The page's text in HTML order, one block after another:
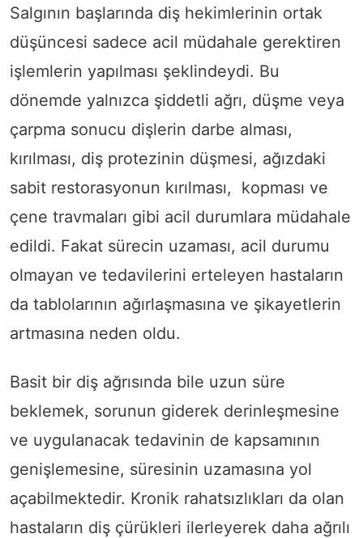
Salgının başlarında diş hekimlerinin ortak
düşüncesi sadece acil müdahale gerektiren
işlemlerin yapılması şeklindeydi. Bu
dönemde yalnızca şiddetli ağrı, düşme veya
çarpma sonucu dişlerin darbe alması,
kırılması, diş protezinin düşmesi, ağızdaki
sabit restorasyonun kırılması, kopması ve
çene travmaları gibi acil durumlara müdahale
edildi. Fakat sürecin uzaması, acil durumu
olmayan ve tedavilerini erteleyen hastaların
da tablolarının ağırlaşmasına ve şikayetlerin
artmasına neden oldu.
Basit bir diş ağrısında bile uzun süre
beklemek, sorunun giderek derinleşmesine
ve uygulanacak tedavinin de kapsamının
genişlemesine, süresinin uzamasına yol
açabilmektedir. Kronik rahatsızlıkları da olan
hastaların diş çürükleri ilerleyerek daha ağrılı